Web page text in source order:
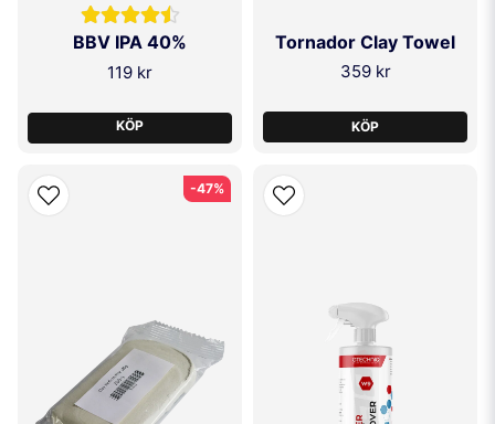
BBV IPA 40%
119 kr
KÖP
Tornador Clay Towel
359 kr
KÖP
-47%